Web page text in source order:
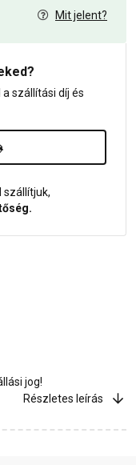
Mit jelent?
szállítási díj és
jog!
Részletes leírás